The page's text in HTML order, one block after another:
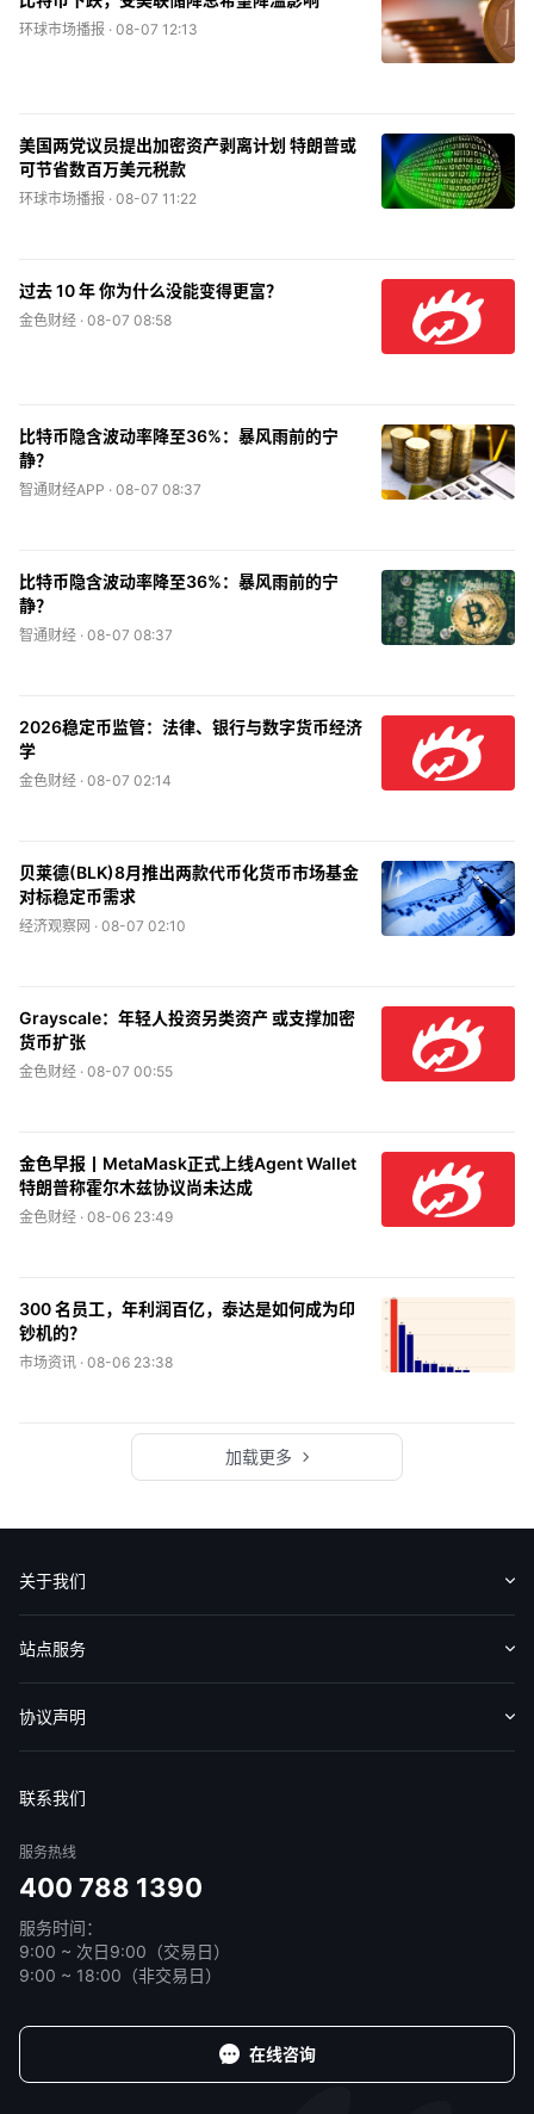
环球市场播报 · 08-07 12:13
美国两党议员提出加密资产剥离计划 特朗普或
可节省数百万美元税款
环球市场播报 · 08-07 11:22
过去 10 年 你为什么没能变得更富？
金色财经 · 08-07 08:58
比特币隐含波动率降至36%：暴风雨前的宁
静？
智通财经APP · 08-07 08:37
比特币隐含波动率降至36%：暴风雨前的宁
静？
智通财经 · 08-07 08:37
2026稳定币监管：法律、银行与数字货币经济
学
金色财经 · 08-07 02:14
贝莱德(BLK)8月推出两款代币化货币市场基金
对标稳定币需求
经济观察网 · 08-07 02:10
Grayscale：年轻人投资另类资产 或支撑加密
货币扩张
金色财经 · 08-07 00:55
金色早报丨MetaMask正式上线Agent Wallet
特朗普称霍尔木兹协议尚未达成
金色财经 · 08-06 23:49
300 名员工，年利润百亿，泰达是如何成为印
钞机的？
市场资讯 · 08-06 23:38
加载更多
关于我们
认识华盛
媒体报导
意见反馈
站点服务
收费标准
交易工具
帮助中心
协议声明
联系我们
服务热线
400 788 1390
服务时间：
9:00 ~ 次日9:00（交易日）
9:00 ~ 18:00（非交易日）
在线咨询